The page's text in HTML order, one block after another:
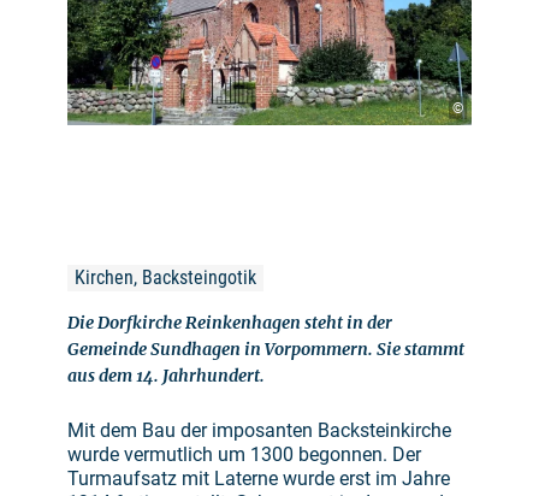
©
Kirchen, Backsteingotik
Die Dorfkirche Reinkenhagen steht in der
Gemeinde Sundhagen in Vorpommern. Sie stammt
aus dem 14. Jahrhundert.
Mit dem Bau der imposanten Backsteinkirche
wurde vermutlich um 1300 begonnen. Der
Turmaufsatz mit Laterne wurde erst im Jahre